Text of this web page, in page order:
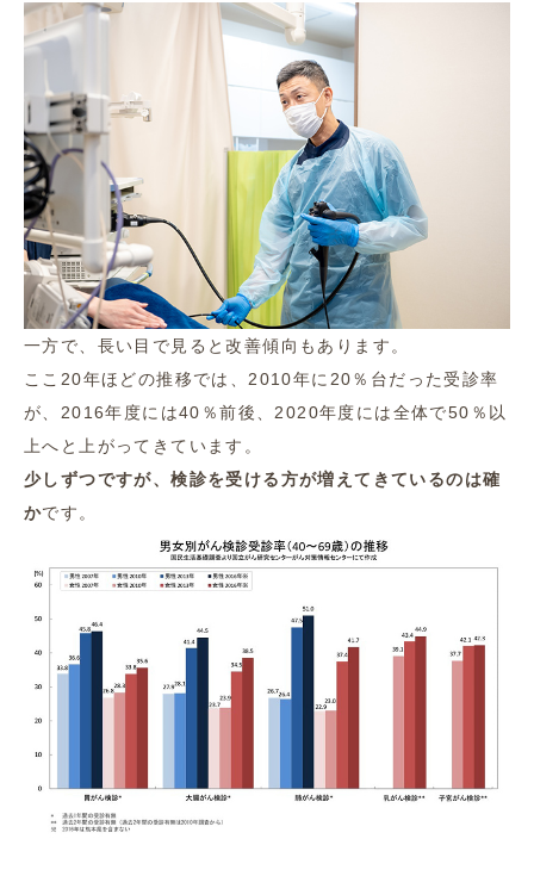
一方で、長い目で見ると改善傾向もあります。
ここ20年ほどの推移では、2010年に20％台だった受診率
が、2016年度には40％前後、2020年度には全体で50％以
上へと上がってきています。
少しずつですが、検診を受ける方が増えてきているのは確
かです。